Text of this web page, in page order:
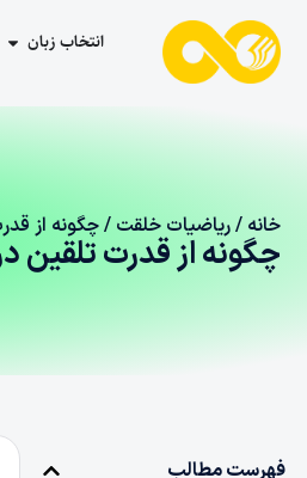
انتخاب زبان
خانه /ریاضیات خلقت / چگونه از
چگونه از قدرت تلقین
فهرست مطالب